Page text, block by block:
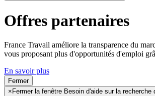
Offres partenaires
France Travail améliore la transparence du
vous proposant plus d'opportunités d'emploi
En savoir plus
Fermer
× Fermer la fenêtre Besoin d'aide sur la recherche